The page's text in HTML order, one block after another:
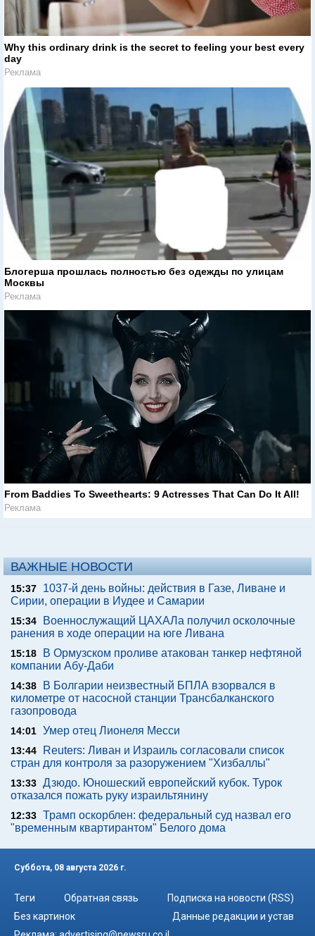
Why this ordinary drink is the secret to feeling your best every
day
Реклама
Блогерша прошлась полностью без одежды по улицам
Москвы
Реклама
From Baddies To Sweethearts: 9 Actresses That Can Do It All!
Реклама
ВАЖНЫЕ НОВОСТИ
15:37
1037-й день войны: действия в Газе, Ливане и
Сирии, операции в Иудее и Самарии
15:34
Военнослужащий ЦАХАЛа получил осколочные
ранения в ходе операции на юге Ливана
15:18
В Ормузском проливе атакован танкер нефтяной
компании Абу-Даби
14:38
В Болгарии неизвестный БПЛА взорвался в
километре от насосной станции Трансбалканского
газопровода
14:01 Умер отец Лионеля Месси
13:44
Reuters: Ливан и Израиль согласовали список
стран для контроля за разоружением "Хизбаллы"
13:33 Дзюдо. Юношеский европейский кубок. Турок
отказался пожать руку израильтянину
12:33 Трамп оскорблен: федеральный суд назвал его
"временным квартирантом" Белого дома
Суббота, 08 августа 2026 г.
Теги Обратная связь
Подписка на новости (RSS)
Без картинок
Данные редакции и устав